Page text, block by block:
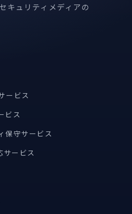
キュリティメディアの
ービス
ビス
保守サービス
ービス